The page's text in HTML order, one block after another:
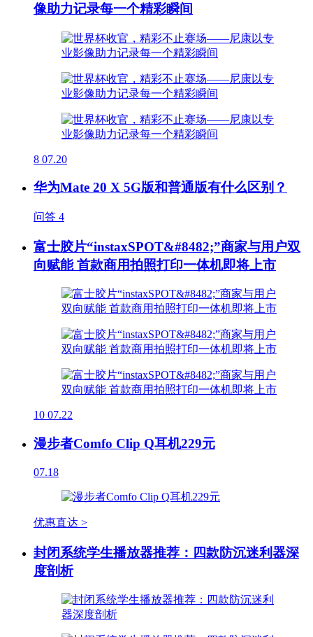
像助力记录每一个精彩瞬间
8 07.20
华为Mate 20 X 5G版和普通版有什么区别？
问答 4
富士胶片“instaxSPOT&#8482;”商家与用户双
向赋能 首款商用拍照打印一体机即将上市
10 07.22
漫步者Comfo Clip Q耳机229元
07.18
优惠直达 >
封闭系统学生播放器推荐：四款防沉迷利器深
度剖析